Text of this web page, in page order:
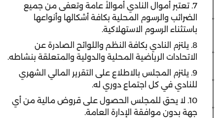
7. تعتبر أموال النادي أموالاً عامة وتعفى من جميع
الضرائب والرسوم المحلية بكافة أشكالها وأنواعها
باستثناء الرسوم الاستهلاكية.
8. يلتزم النادي بكافة النظم واللوائح الصادرة عن
الاتحادات الرياضية المحلية والدولية والمتعلقة بنشاطه.
9. يلتزم المجلس بالاطلاع على التقرير المالي الشهري
للنادي في كل اجتماع دوري له.
10. لا يحق للمجلس الحصول على قروض مالية من أي
جهة بدون موافقة الإدارة العامة.